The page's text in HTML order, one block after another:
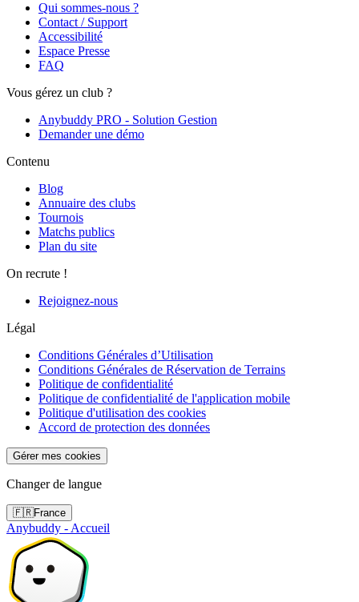
Qui sommes-nous ?
Contact / Support
Accessibilité
Espace Presse
FAQ
Vous gérez un club ?
Anybuddy PRO - Solution Gestion
Demander une démo
Contenu
Blog
Annuaire des clubs
Tournois
Matchs publics
Plan du site
On recrute !
Rejoignez-nous
Légal
Conditions Générales d’Utilisation
Conditions Générales de Réservation de Terrains
Politique de confidentialité
Politique de confidentialité de l'application mobile
Politique d'utilisation des cookies
Accord de protection des données
Gérer mes cookies
Changer de langue
🇫🇷France
Anybuddy - Accueil